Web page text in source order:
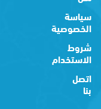
سياسة
الخصوصية
شروط
الاستخدام
اتصل
بنا